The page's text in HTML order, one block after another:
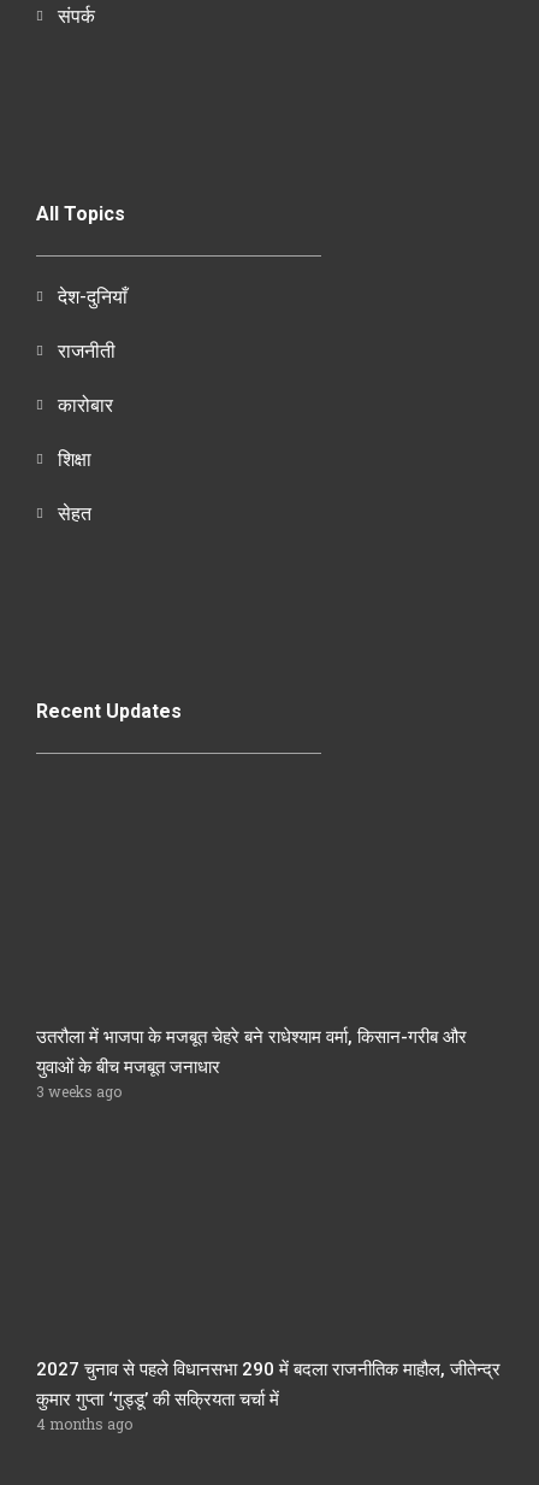
संपर्क
All Topics
देश-दुनियाँ
राजनीती
कारोबार
शिक्षा
सेहत
Recent Updates
उतरौला में भाजपा के मजबूत चेहरे बने राधेश्याम वर्मा, किसान-गरीब और
युवाओं के बीच मजबूत जनाधार
3 weeks ago
2027 चुनाव से पहले विधानसभा 290 में बदला राजनीतिक माहौल, जीतेन्द्र
कुमार गुप्ता ‘गुड्डू’ की सक्रियता चर्चा में
4 months ago